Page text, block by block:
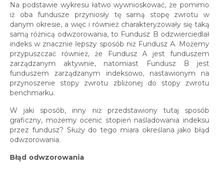
Na podstawie wykresu łatwo wywnioskować, że pomimo
iż oba fundusze przyniosły tę samą stopę zwrotu w
danym okresie, a więc i również charakteryzowały się taką
samą różnicą odwzorowania, to Fundusz B odzwierciedlał
indeks w znacznie lepszy sposób niż Fundusz A. Możemy
przypuszczać również, że Fundusz A jest funduszem
zarządzanym aktywnie, natomiast Fundusz B jest
funduszem zarządzanym indeksowo, nastawionym na
przynoszenie stopy zwrotu zbliżonej do stopy zwrotu
benchmarku.
W jaki sposób, inny niż przedstawiony tutaj sposób
graficzny, możemy ocenić stopień naśladowania indeksu
przez fundusz? Służy do tego miara określana jako błąd
odwzorowania.
Błąd odwzorowania